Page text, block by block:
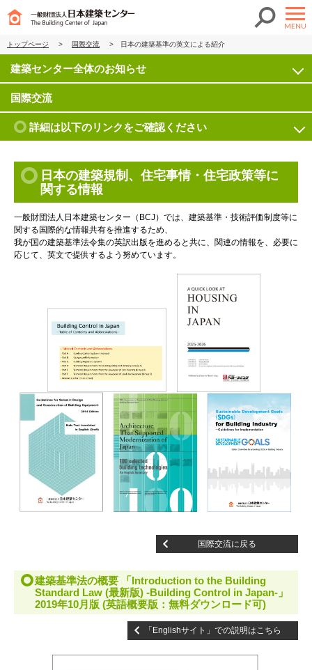
MENU
トップページ > 国際交流 > 日本の建築基準の英文による紹介
建築センター全体のお知らせ
国際交流
詳細は以下のリンクをご確認ください
日本の建築規制、住宅事情・住宅政策等に
関する情報
一般財団法人日本建築センター（BCJ）では、建築基準・技術評価制度等に
関する国際的な情報共有を推進するため、
我が国の建築基準法令集の英訳出版を進めると共に、関連の情報を、必要に
応じて、英文で提供するよう努めています。
国際交流に戻る
建築基準法の概要 「Introduction to the Building
Standard Law (最新版) -Building Control in Japan-」
2019年10月版 (英語概要版：無料ダウンロード可)
「Englishサイト」での説明はこちら